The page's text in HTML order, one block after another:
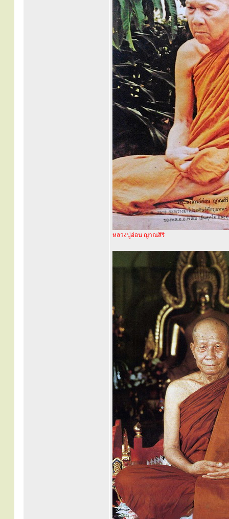
หลวงปู่อ่อน ญาณสิริ